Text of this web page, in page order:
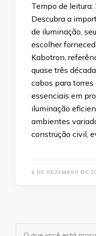
Tempo de leitura:
Descubra a
de iluminação,
escolher
Kabotron,
quase três
cabos para
essenciais em
iluminação
ambientes
construção civil,
6 DE DEZEMBRO DE
Procurando